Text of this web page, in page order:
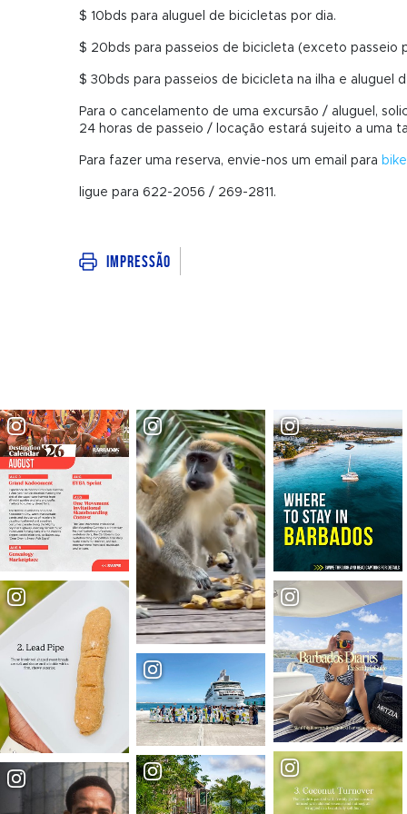
$ 10bds para aluguel de bicicletas por dia.
$ 20bds para passeios de bicicleta (exceto passeio
$ 30bds para passeios de bicicleta na ilha e aluguel
Para o cancelamento de uma excursão / aluguel,
24 horas de passeio / locação estará sujeito a uma
Para fazer uma reserva, envie-nos um email para
ligue para 622-2056 / 269-2811.
Impressão